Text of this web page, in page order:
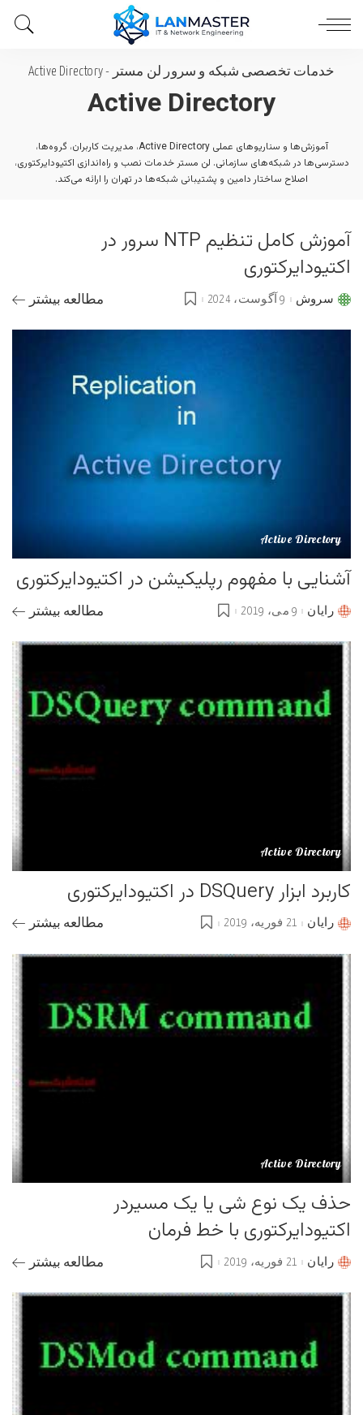
خدمات تخصصی شبکه و سرور لن مستر -
Active Directory
Active Directory
آموزش‌ها و سناریوهای عملی Active Directory، مدیریت کاربران، گروه‌ها،
دسترسی‌ها در شبکه‌های سازمانی. لن مستر خدمات نصب و راه‌اندازی اکتیودایرکتوری،
اصلاح ساختار دامین و پشتیبانی شبکه‌ها در تهران را ارائه می‌کند.
آموزش کامل تنظیم NTP سرور در
اکتیودایرکتوری
Postedسروش 9 آگوست، 2024 مطالعه بیشتر
Active Directory
آشنایی با مفهوم رپلیکیشن در اکتیودایرکتوری
Postedرایان 9 می، 2019 مطالعه بیشتر
Active Directory
کاربرد ابزار DSQuery در اکتیودایرکتوری
Postedرایان 21 فوریه، 2019 مطالعه بیشتر
Active Directory
حذف یک نوع شی یا یک مسیردر
اکتیودایرکتوری با خط فرمان
Postedرایان 21 فوریه، 2019 مطالعه بیشتر